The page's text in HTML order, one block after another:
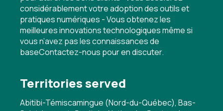
considérablement votre adoption des outils et
pratiques numériques - Vous obtenez les
meilleures innovations technologiques même si
vous n’avez pas les connaissances de
baseContactez-nous pour en discuter.
Territories served
Abitibi-Témiscamingue (Nord-du-Québec), Bas-